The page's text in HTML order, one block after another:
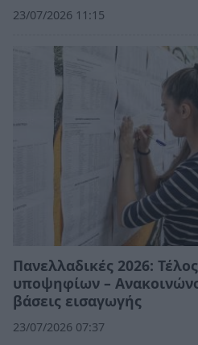
23/07/2026 11:15
Πανελλαδικές 2026:
υποψηφίων –
βάσεις εισαγωγής
23/07/2026 07:37